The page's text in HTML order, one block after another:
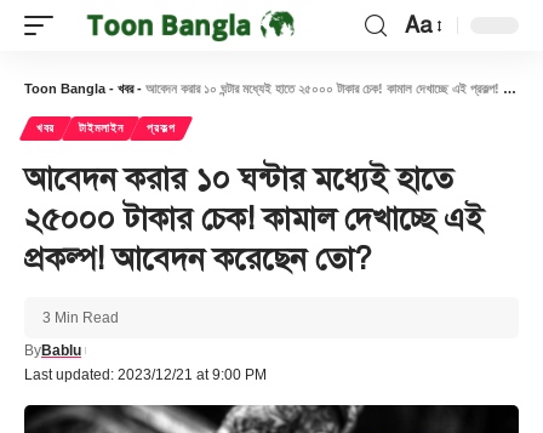
Font
Resizer
Aa
Toon Bangla - খবর- আবেদন করার ১০ ঘন্টার মধ্যেই হাতে ২৫০০০ টাকার চেক! কামাল দেখাচ্ছে এই প্রকল্প! আবেদন করেছেন তো?
খবর টাইমলাইন প্রকল্প
আবেদন করার ১০ ঘন্টার মধ্যেই হাতে
২৫০০০ টাকার চেক! কামাল দেখাচ্ছে এই
প্রকল্প! আবেদন করেছেন তো?
Last updated: 2023/12/21 at 9:00 PM
ByBablu
3 Min Read